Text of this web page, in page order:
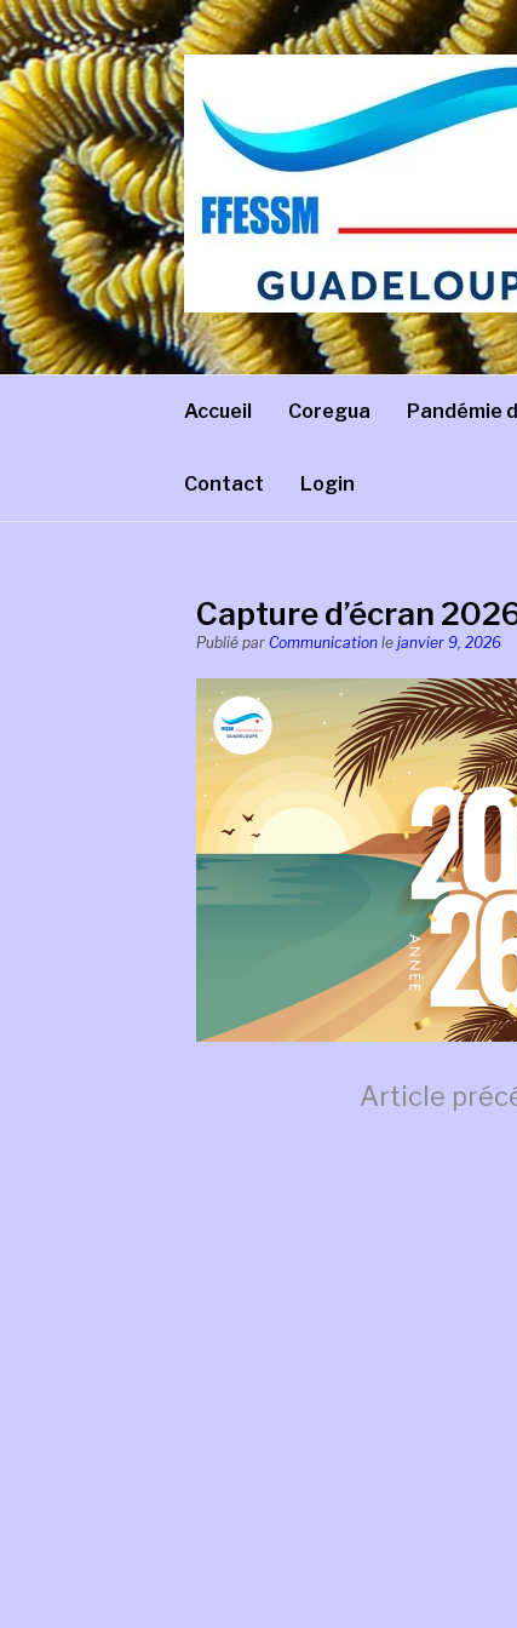
Aller
au
contenu
COREGUA
Comité régional de Guadeloupe – FFESSM
Accueil Coregua Pandémie
Contact Login
Capture d’écran
Publié par Communication le janvier 9, 2026
Article